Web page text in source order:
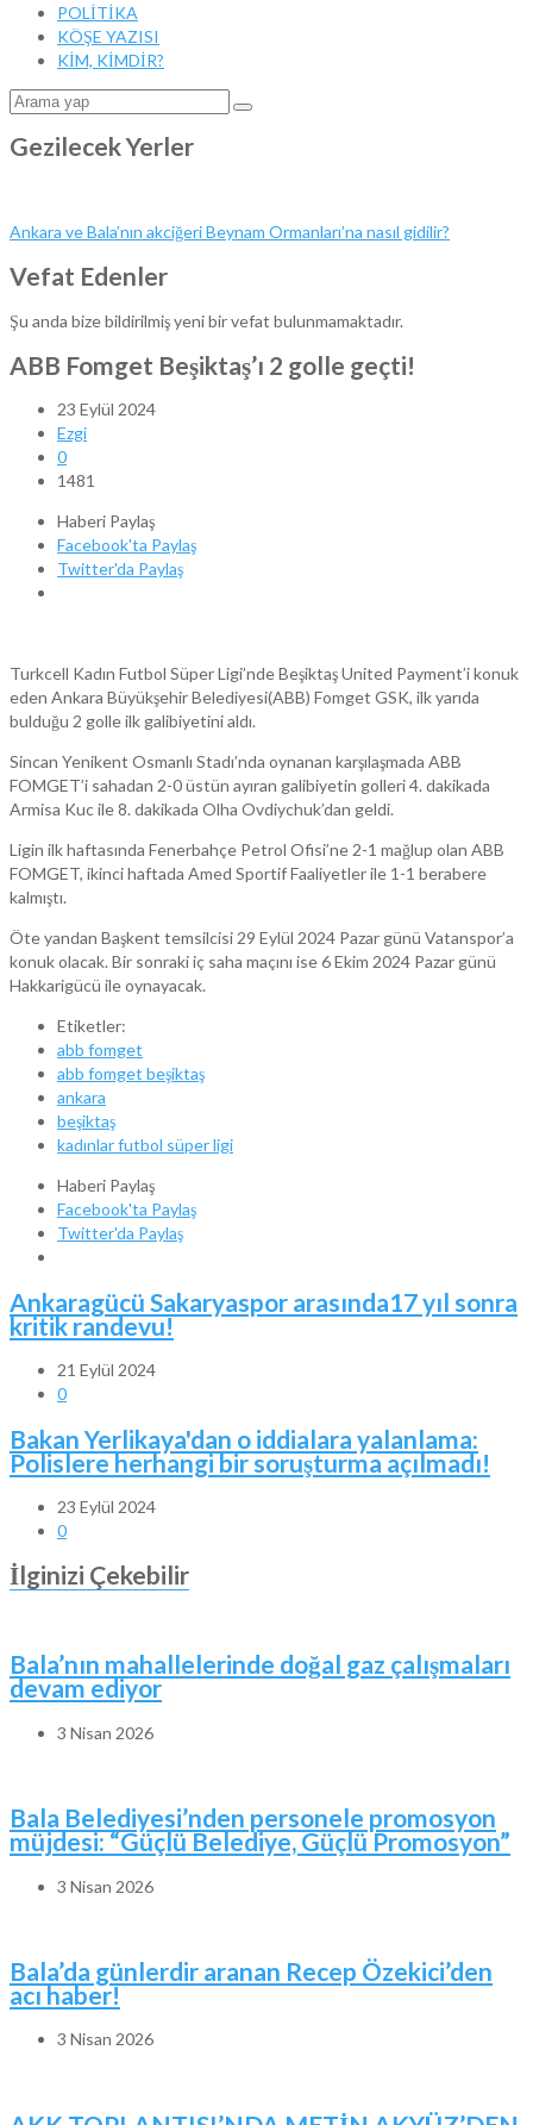
POLİTİKA
KÖŞE YAZISI
KİM, KİMDİR?
Gezilecek Yerler
Ankara ve Bala’nın akciğeri Beynam Ormanları’na nasıl gidilir?
Vefat Edenler
Şu anda bize bildirilmiş yeni bir vefat bulunmamaktadır.
ABB Fomget Beşiktaş’ı 2 golle geçti!
23 Eylül 2024
Ezgi
0
1481
Haberi Paylaş
Facebook'ta Paylaş
Twitter'da Paylaş
Turkcell Kadın Futbol Süper Ligi’nde Beşiktaş United Payment’i konuk
eden Ankara Büyükşehir Belediyesi(ABB) Fomget GSK, ilk yarıda
bulduğu 2 golle ilk galibiyetini aldı.
Sincan Yenikent Osmanlı Stadı’nda oynanan karşılaşmada ABB
FOMGET’i sahadan 2-0 üstün ayıran galibiyetin golleri 4. dakikada
Armisa Kuc ile 8. dakikada Olha Ovdiychuk’dan geldi.
Ligin ilk haftasında Fenerbahçe Petrol Ofisi’ne 2-1 mağlup olan ABB
FOMGET, ikinci haftada Amed Sportif Faaliyetler ile 1-1 berabere
kalmıştı.
Öte yandan Başkent temsilcisi 29 Eylül 2024 Pazar günü Vatanspor’a
konuk olacak. Bir sonraki iç saha maçını ise 6 Ekim 2024 Pazar günü
Hakkarigücü ile oynayacak.
Etiketler:
abb fomget
abb fomget beşiktaş
ankara
beşiktaş
kadınlar futbol süper ligi
Haberi Paylaş
Facebook'ta Paylaş
Twitter'da Paylaş
Ankaragücü Sakaryaspor arasında17 yıl sonra
kritik randevu!
21 Eylül 2024
0
Bakan Yerlikaya'dan o iddialara yalanlama:
Polislere herhangi bir soruşturma açılmadı!
23 Eylül 2024
0
İlginizi Çekebilir
Bala’nın mahallelerinde doğal gaz çalışmaları
devam ediyor
3 Nisan 2026
Bala Belediyesi’nden personele promosyon
müjdesi: “Güçlü Belediye, Güçlü Promosyon”
3 Nisan 2026
Bala’da günlerdir aranan Recep Özekici’den
acı haber!
3 Nisan 2026